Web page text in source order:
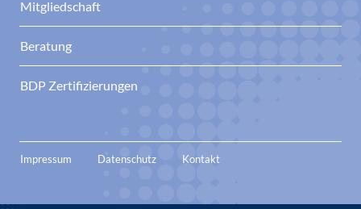
Mitgliedschaft
Beratung
BDP Zertifizierungen
Impressum Datenschutz Kontakt